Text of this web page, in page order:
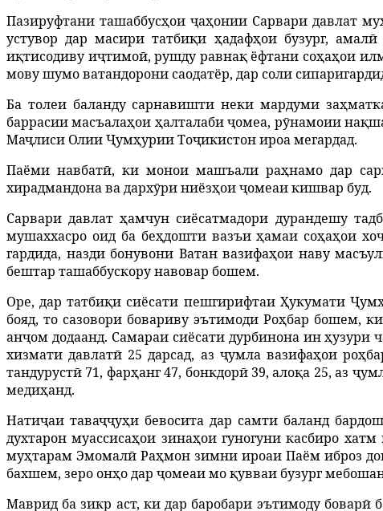
Пазируфтани ташаббусҳои ҷаҳонии Сарвари давлат му
устувор дар масири татбиқи ҳадафҳои бузург, амалӣ
иқтисодиву иҷтимоӣ,рушду равнақ ёфтани соҳаҳои
мовушумоватандоронисаодатёр, дар соли
Ба толеи баланду сарнавишти неки мардуми заҳ
баррасии масъалаҳои ҳалталаби ҷомеа, рӯнамоии нақ
Маҷлиси ОлииҶумҳурииТоҷикистонироамегардад.
Паёми навбатӣ, ки монои машъали раҳнамо дар
хирадмандонавадархӯриниёзҳоиҷомеаикишвар буд.
Сарвари давлатҳамчун сиёсатмадори дурандешу
мушаххасро оид ба беҳдошти вазъи ҳамаи соҳаҳои хо
гардида, назди бонувони Ватан вазифаҳои наву
бештар ташаббускорунавовар бошем.
Оре, дар татбиқи сиёсати пешгирифтаи Ҳукумати Ҷум
бояд, то сазовори бовариву эътимоди Роҳбар бошем, ки
анҷом додаанд. Самараи сиёсати дурбинона инҳузури
хизмати давлатӣ 25дарсад, аз ҷумла вазифаҳои роҳ
тандурустӣ 71, фарҳанг47, бонкдорӣ39,алоқа 25,аз ҷ
медиҳанд.
Натиҷаи таваҷҷуҳи бевосита дар самти баланд
духтарон муассисаҳои зинаҳои гуногуни касбиро хатм
муҳтарам Эмомалӣ Раҳмон зимни ироаи Паём иброз
бахшем, зероонҳодар ҷомеаимоқувваибузург
Маврид ба зикр аст, ки дар баробари эътимоду боварӣ